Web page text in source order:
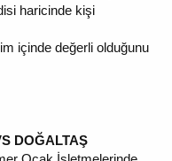
haricinde kişi
içinde değerli olduğunu
DOĞALTAŞ